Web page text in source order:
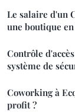
Le salaire d'un
une boutique
Contrôle
système de
Coworking à
profit ?